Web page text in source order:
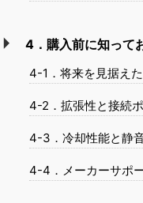
4．購入前に知って
4-1．将来を見据え
4-2．拡張性と接続
4-3．冷却性能と静
4-4．メーカーサポ